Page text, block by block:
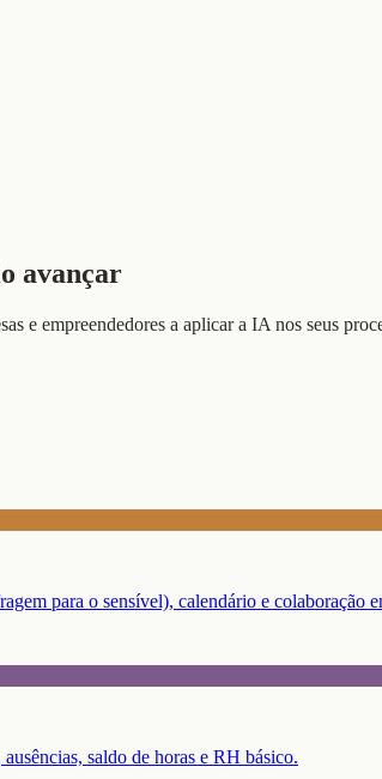
avançar
e empreendedores a aplicar a IA nos seus
para o sensível), calendário e colaboração
saldo de horas e RH básico.